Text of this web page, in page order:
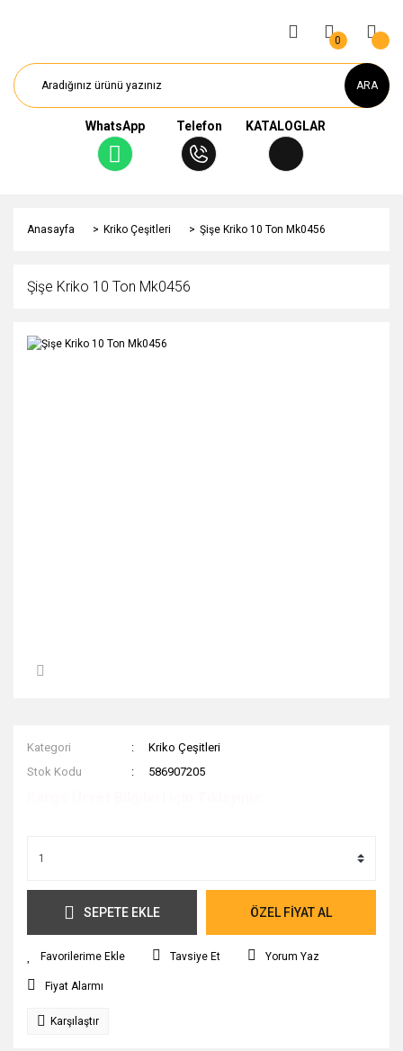
ARA
WhatsApp Telefon KATALOGLAR
0
Anasayfa Kriko Çeşitleri Şişe Kriko 10 Ton Mk0456
Şişe Kriko 10 Ton Mk0456
Kategori
Kriko Çeşitleri
Stok Kodu
586907205
SEPETE EKLE ÖZEL FİYAT AL
Tavsiye Et Yorum Yaz
Fiyat Alarmı
Karşılaştır